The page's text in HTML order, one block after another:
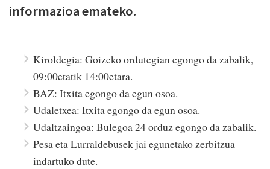
informazioa emateko.
Kiroldegia: Goizeko ordutegian egongo da zabalik,
09:00etatik 14:00etara.
BAZ: Itxita egongo da egun osoa.
Udaletxea: Itxita egongo da egun osoa.
Udaltzaingoa: Bulegoa 24 orduz egongo da zabalik.
Pesa eta Lurraldebusek jai egunetako zerbitzua
indartuko dute.